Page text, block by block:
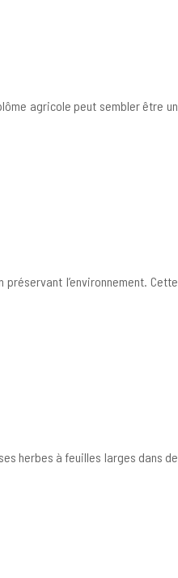
agricole peut sembler être un
l’environnement. Cette
herbes à feuilles larges dans de